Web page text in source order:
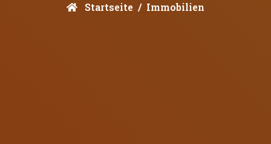
Startseite Immobilien